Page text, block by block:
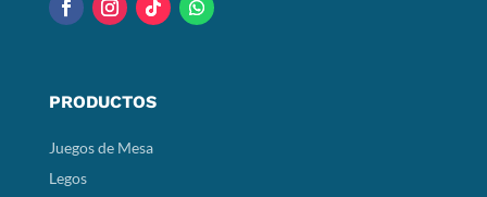
PRODUCTOS
Juegos de Mesa
Legos